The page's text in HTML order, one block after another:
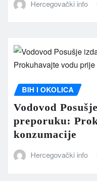
Hercegovački info
BIH I OKOLICA
Vodovod
preporuku:
konzumacije
Hercegovački info